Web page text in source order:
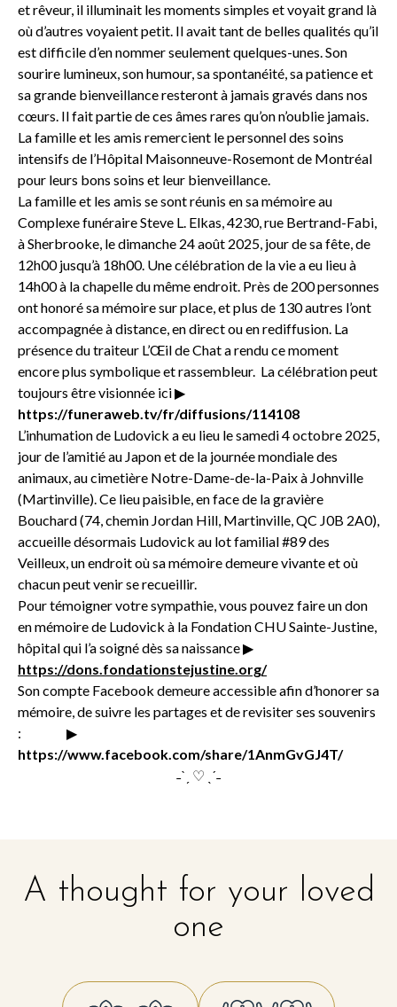
et rêveur, il illuminait les moments simples et voyait grand là
où d’autres voyaient petit. Il avait tant de belles qualités qu’il
est difficile d’en nommer seulement quelques-unes. Son
sourire lumineux, son humour, sa spontanéité, sa patience et
sa grande bienveillance resteront à jamais gravés dans nos
cœurs. Il fait partie de ces âmes rares qu’on n’oublie jamais.
La famille et les amis remercient le personnel des soins
intensifs de l’Hôpital Maisonneuve-Rosemont de Montréal
pour leurs bons soins et leur bienveillance.
La famille et les amis se sont réunis en sa mémoire au
Complexe funéraire Steve L. Elkas, 4230, rue Bertrand-Fabi,
à Sherbrooke, le dimanche 24 août 2025, jour de sa fête, de
12h00 jusqu’à 18h00. Une célébration de la vie a eu lieu à
14h00 à la chapelle du même endroit. Près de 200 personnes
ont honoré sa mémoire sur place, et plus de 130 autres l’ont
accompagnée à distance, en direct ou en rediffusion. La
présence du traiteur L’Œil de Chat a rendu ce moment
encore plus symbolique et rassembleur. La célébration peut
toujours être visionnée ici ▶
https://funeraweb.tv/fr/diffusions/114108
L’inhumation de Ludovick a eu lieu le samedi 4 octobre 2025,
jour de l’amitié au Japon et de la journée mondiale des
animaux, au cimetière Notre-Dame-de-la-Paix à Johnville
(Martinville). Ce lieu paisible, en face de la gravière
Bouchard (74, chemin Jordan Hill, Martinville, QC J0B 2A0),
accueille désormais Ludovick au lot familial #89 des
Veilleux, un endroit où sa mémoire demeure vivante et où
chacun peut venir se recueillir.
Pour témoigner votre sympathie, vous pouvez faire un don
en mémoire de Ludovick à la Fondation CHU Sainte-Justine,
hôpital qui l’a soigné dès sa naissance ▶
https://dons.fondationstejustine.org/
Son compte Facebook demeure accessible afin d’honorer sa
mémoire, de suivre les partages et de revisiter ses souvenirs
: ▶
https://www.facebook.com/share/1AnmGvGJ4T/
˗ˋˏ ♡ ˎˊ˗
A thought for your loved
one